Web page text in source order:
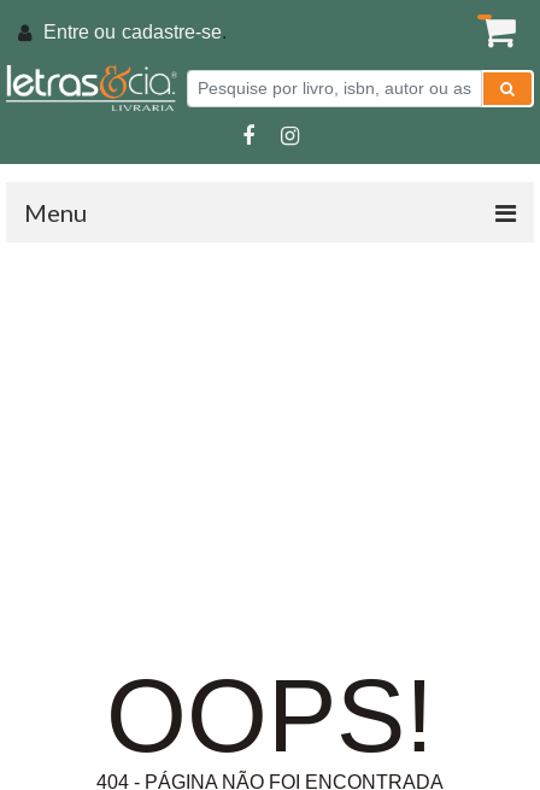
Entre ou cadastre-se.
Menu
OOPS!
404 - PÁGINA NÃO FOI ENCONTRADA